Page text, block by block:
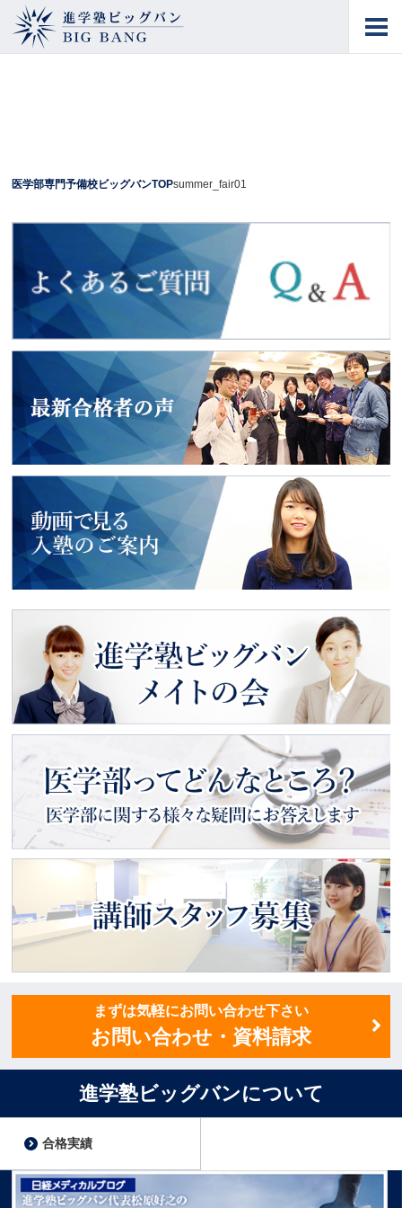
医学部専門予備校ビッグバンTOPsummer_fair01
よくあるご質問
2018年度入試
最新合格者の声
入塾のご案内
進学塾ビッグバン
メイトの会
医学部ってどんなところ？医学部に関する様々な疑問にお
まずは気軽にお問い合わせ下さい
お問い合わせ・資料請求
進学塾ビッグバンについて
合格実績